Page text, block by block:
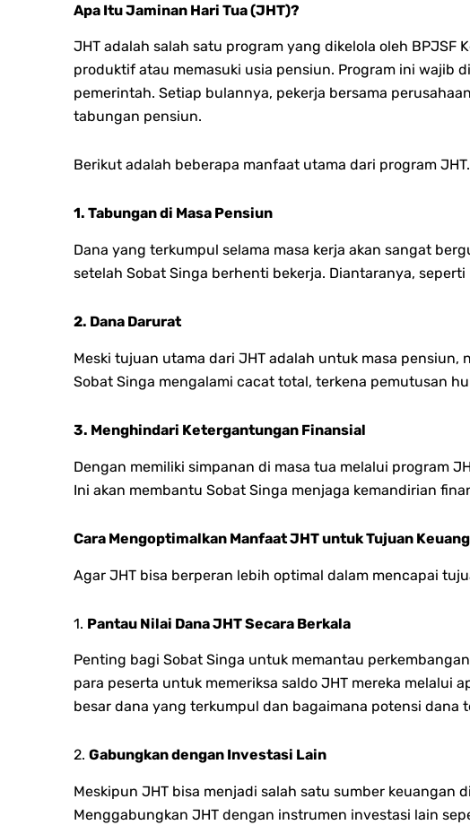
Apa Itu Jaminan Hari Tua (JHT)?
JHT adalah salah satu program yang dikelola oleh
produktif atau memasuki usia pensiun. Program ini wajib
pemerintah. Setiap bulannya, pekerja bersama
tabungan pensiun.
Berikut adalah beberapa manfaat utama dari program JHT.
1. Tabungan di Masa Pensiun
Dana yang terkumpul selama masa kerja akan sangat
setelah Sobat Singa berhenti bekerja. Diantaranya,
2. Dana Darurat
Meski tujuan utama dari JHT adalah untuk masa
Sobat Singa mengalami cacat total, terkena pemutusan
3. Menghindari Ketergantungan Finansial
Dengan memiliki simpanan di masa tua melalui program
Ini akan membantu Sobat Singa menjaga kemandirian
Cara Mengoptimalkan Manfaat JHT untuk Tujuan
Agar JHT bisa berperan lebih optimal dalam mencapai
1. Pantau Nilai Dana JHT Secara Berkala
Penting bagi Sobat Singa untuk memantau
para peserta untuk memeriksa saldo JHT mereka melalui
besar dana yang terkumpul dan bagaimana potensi dana
2. Gabungkan dengan Investasi Lain
Meskipun JHT bisa menjadi salah satu sumber keuangan
Menggabungkan JHT dengan instrumen investasi lain